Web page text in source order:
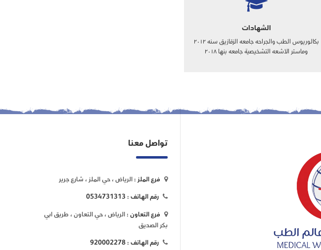
الشهادات
بكالوريوس الطب والجراحه جامعه الزقازيق سنه ٢٠١٢
وماستر الاشعه التشخيصية جامعه بنها ٢٠١٨
تواصل معنا
فرع الملز :الرياض ، حي الملز ، شارع جرير
رقم الهاتف :0534731313
فرع التعاون :الرياض ، حي التعاون ، طريق ابي
بكر الصديق
رقم الهاتف :920002278